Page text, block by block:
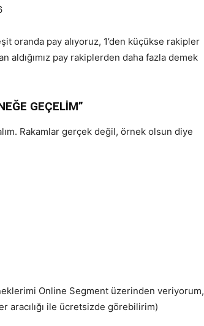
oranda pay alıyoruz, 1’den küçükse rakipler
aldığımız pay rakiplerden daha fazla demek
GEÇELİM”
Rakamlar gerçek değil, örnek olsun diye
Online Segment üzerinden veriyorum,
aracılığı ile ücretsizde görebilirim)